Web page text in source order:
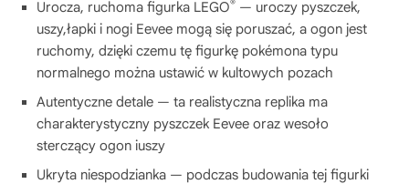
Urocza, ruchoma figurka LEGO® — uroczy pyszczek,
uszy,łapki i nogi Eevee mogą się poruszać, a ogon jest
ruchomy, dzięki czemu tę figurkę pokémona typu
normalnego można ustawić w kultowych pozach
Autentyczne detale — ta realistyczna replika ma
charakterystyczny pyszczek Eevee oraz wesoło
sterczący ogon iuszy
Ukryta niespodzianka — podczas budowania tej figurki